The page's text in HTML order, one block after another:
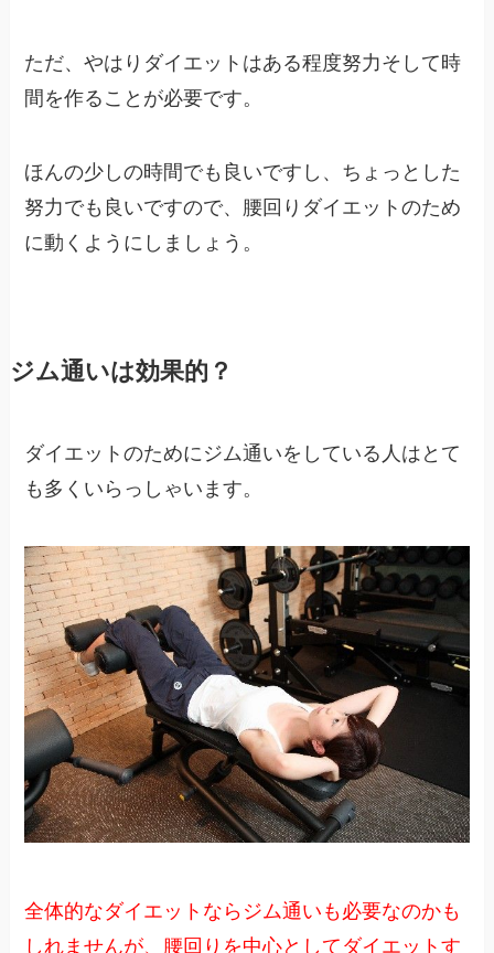
ただ、やはりダイエットはある程度努力そして時
間を作ることが必要です。
ほんの少しの時間でも良いですし、ちょっとした
努力でも良いですので、腰回りダイエットのため
に動くようにしましょう。
ジム通いは効果的？
ダイエットのためにジム通いをしている人はとて
も多くいらっしゃいます。
全体的なダイエットならジム通いも必要なのかも
しれませんが、腰回りを中心としてダイエットす